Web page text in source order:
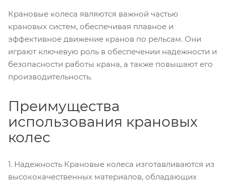
Крановые колеса являются важной частью
крановых систем, обеспечивая плавное и
эффективное движение кранов по рельсам. Они
играют ключевую роль в обеспечении надежности и
безопасности работы крана, а также повышают его
производительность.
Преимущества
использования крановых
колес
1. Надежность Крановые колеса изготавливаются из
высококачественных материалов, обладающих